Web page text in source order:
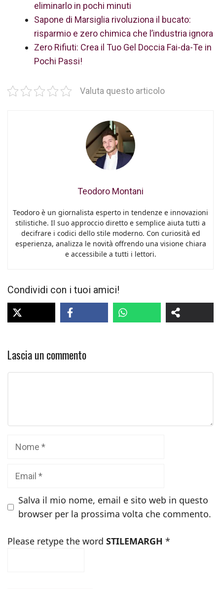
eliminarlo in pochi minuti
Sapone di Marsiglia rivoluziona il bucato:
risparmio e zero chimica che l’industria ignora
Zero Rifiuti: Crea il Tuo Gel Doccia Fai-da-Te in
Pochi Passi!
Valuta questo articolo
Teodoro Montani
Teodoro è un giornalista esperto in tendenze e innovazioni
stilistiche. Il suo approccio diretto e semplice aiuta tutti a
decifrare i codici dello stile moderno. Con curiosità ed
esperienza, analizza le novità offrendo una visione chiara
e accessibile a tutti i lettori.
Condividi con i tuoi amici!
Lascia un commento
Salva il mio nome, email e sito web in questo
browser per la prossima volta che commento.
Please retype the word STILEMARGH *